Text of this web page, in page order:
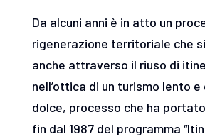
Da alcuni anni è in atto un
rigenerazione territoriale che
anche attraverso il riuso di
nell’ottica di un turismo lento
dolce, processo che ha
fin dal 1987 del programma